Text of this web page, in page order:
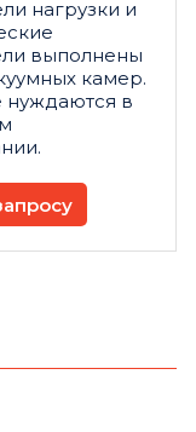
нагрузки и
выполнены
камер.
в